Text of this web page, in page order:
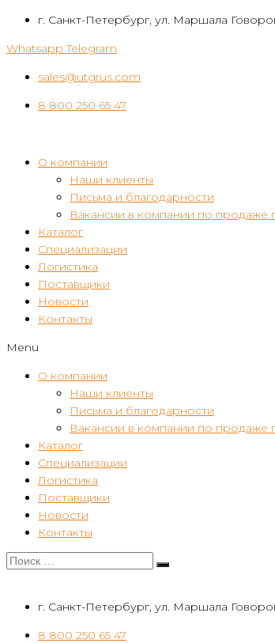
Перейти
контенту
г. Санкт-Петербург, ул. Маршала
Whatsapp Telegram
sales@utgrus.com
8 800 250 65 47
О компании
Наши клиенты
Письма и благодарности
Вакансии в компании по
Каталог
Специализации
Логистика
Поставщики
Новости
Контакты
Menu
О компании
Наши клиенты
Письма и благодарности
Вакансии в компании по
Каталог
Специализации
Логистика
Поставщики
Новости
Контакты
г. Санкт-Петербург, ул. Маршала
8 800 250 65 47